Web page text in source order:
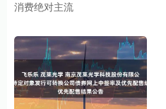
消费绝对主流